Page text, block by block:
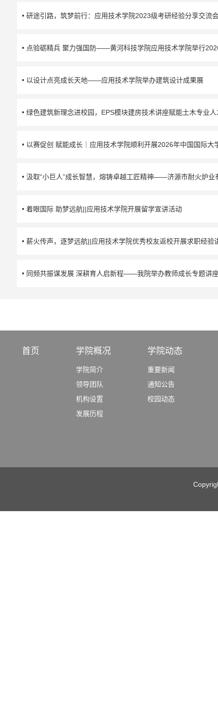
• 研途引路，筑梦前行：应用技术学院2023级考研经验分享交流
• 点验砺精兵 聚力强国防——黄河科技学院应用技术学院举行
• 以设计点亮成长天地——应用技术学院举办建筑设计成果展
• 绿色建筑新理念进校园，EPS模块建房技术讲座赋能土木专业
• 以赛促创 赋能成长｜应用技术学院顺利开展2026年中国国际大
• 汲取“小巨人”成长智慧，熔铸卓越工匠精神——济源市耐火炉
• 着眼国际 助梦远航||应用技术学院开展留学宣讲活动
• 薪火传声，逐梦远航||应用技术学院优秀校友返校开展求职经验
• 同频共振谋发展 深耕育人启新程——我院举办教师成长专题讲
首页 学院概况
学院简介
领导团队
机构设置
发展历程
学院动态
重要新闻
通知公告
校园动态